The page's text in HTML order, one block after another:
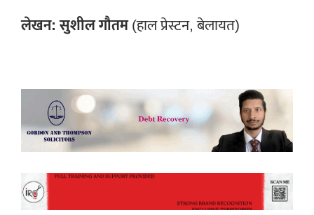
लेखन: सुशील गौतम(हाल प्रेस्टन, बेलायत)